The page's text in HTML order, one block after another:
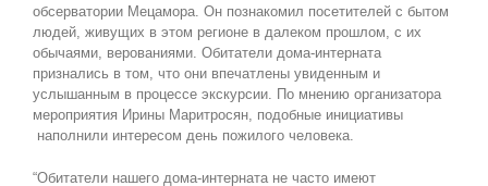
обсерватории Мецамора. Он познакомил посетителей с бытом
людей, живущих в этом регионе в далеком прошлом, с их
обычаями, верованиями. Обитатели дома-интерната
признались в том, что они впечатлены увиденным и
услышанным в процессе экскурсии. По мнению организатора
мероприятия Ирины Маритросян, подобные инициативы
наполнили интересом день пожилого человека.
“Обитатели нашего дома-интерната не часто имеют